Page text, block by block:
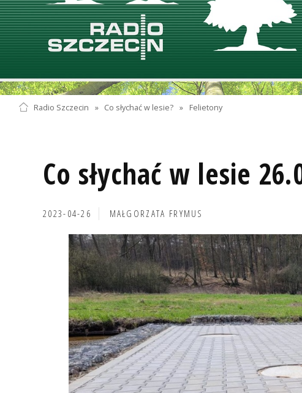
Radio Szczecin » Co słychać w lesie? » Felietony
Co słychać w lesie
2023-04-26 MAŁGORZATA FRYMUS